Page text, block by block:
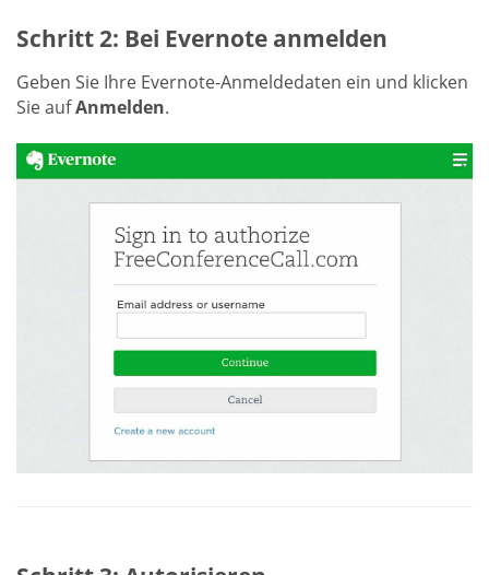
Schritt 2: Bei Evernote anmelden
Geben Sie Ihre Evernote-Anmeldedaten ein und klicken
Sie aufAnmelden.